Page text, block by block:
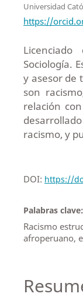
Universidad
https://
Sociología.
y asesor de
son
relación
racismo, y
DOI: https://
Palabras clave:
Racismo
afroperuano,